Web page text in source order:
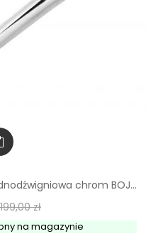
chrom BOJ...
199,00 zł
na magazynie